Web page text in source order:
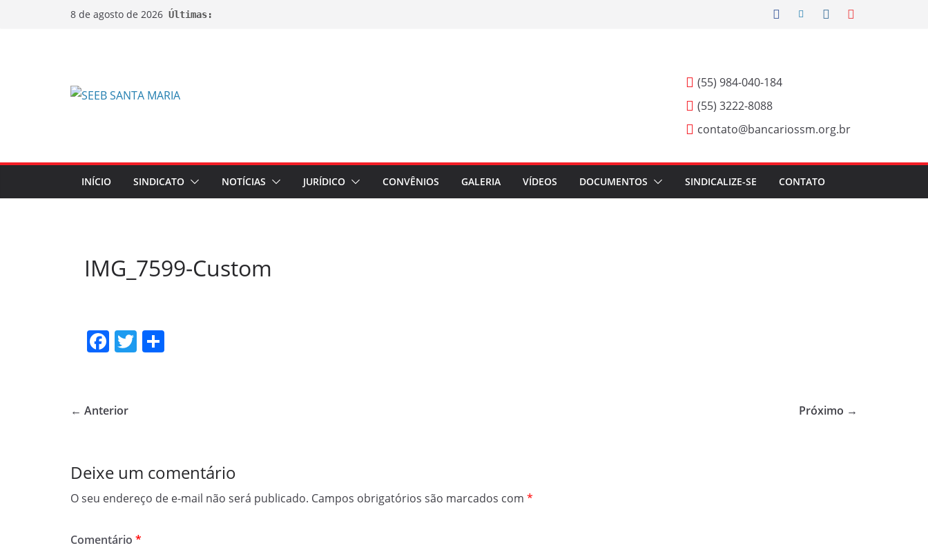
8 de agosto de 2026 Últimas:
(55) 984-040-184
(55) 3222-8088
contato@bancariossm.org.br
INÍCIO SINDICATO NOTÍCIAS JURÍDICO CONVÊNIOS GALERIA VÍDEOS DOCUMENTOS SINDICALIZE-SE CONTATO
IMG_7599-Custom
F
e
o
k
T
← Anterior Próximo →
Deixe um comentário
O seu endereço de e-mail não será publicado. Campos obrigatórios são marcados com *
Comentário *